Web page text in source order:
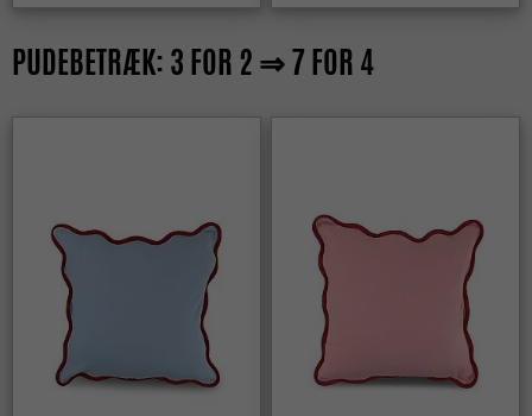
PUDEBETRÆK: 3 FOR 2 ⇒ 7 FOR 4